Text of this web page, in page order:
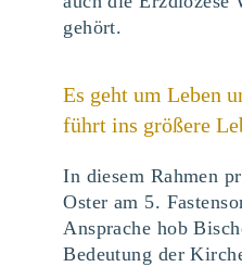
gehört.
Es geht um Leben
führt ins größere
In diesem Rahmen
Oster am 5.
Ansprache hob
Bedeutung der